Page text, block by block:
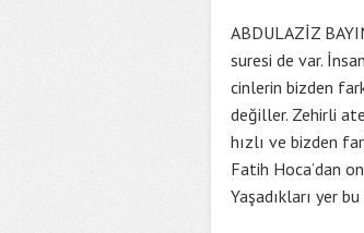
ABDULAZİZ
suresi de var.
cinlerin bizden
değiller. Zehirli
hızlı ve bizden
Fatih Hoca’dan
Yaşadıkları yer